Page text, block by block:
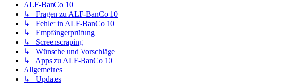
ALF-BanCo 10
↳ Fragen zu ALF-BanCo 10
↳ Fehler in ALF-BanCo 10
↳ Empfängerprüfung
↳ Screenscraping
↳ Wünsche und Vorschläge
↳ Apps zu ALF-BanCo 10
Allgemeines
↳ Updates